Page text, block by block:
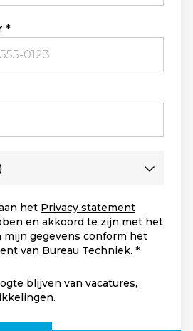
het Privacy statement
en akkoord te zijn met het
mijn gegevens conform het
van Bureau Techniek.
blijven van vacatures,